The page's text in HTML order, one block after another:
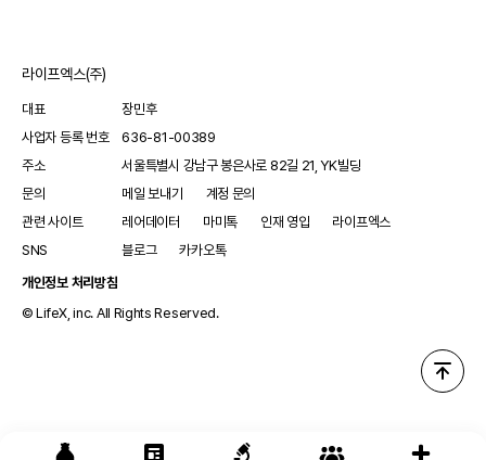
없다면 7월부터 적용될 전망이다.현재 신생혈관성(습성) 연령
Degeneration, nAMD)과 당뇨병성 황반 부종(Diabeteic
Macula Edema, DME) 치료제 시장은 기존 치료제와 신약,
바이오시밀러까지 추가되면서 혼전 그 자체다. 기존 아일리아
(애플리버셉트, 바이엘코리아)에 더해 바비스모(파리시맙,
제약사 치료제가 급여에 진입한 가운데 최근 바이오시밀러까지
추가되면서 임상현장 처방을 둘러싼 경쟁이 치열해진 상황.
협업하기로 한 삼성바이오에피스의 아'아필리부'가 대표적이다.
이 가운데 복지부는 치료제 간 교체투여 기준을 구체화했다.먼저
있는 경우(초기 3회 투여 혹은 교체 후 3회 투여 포함)에는
라이프엑스(주)
대표
장민후
사업자 등록 번호
636-81-00389
주소
서울특별시 강남구 봉은사로 82길 21, YK빌딩
문의
메일 보내기
계정 문의
관련 사이트
레어데이터 마미톡 인재 영입
라이프엑스
SNS
블로그
카카오톡
개인정보 처리방침
© LifeX, inc. All Rights Reserved.